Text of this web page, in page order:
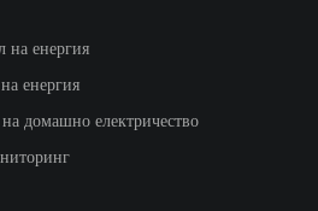
на енергия
енергия
домашно електричество